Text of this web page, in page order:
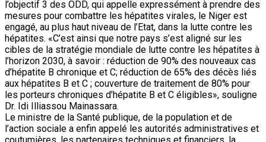
l’objectif 3 des ODD, qui appelle expressément à prendre des
mesures pour combattre les hépatites virales, le Niger est
engagé, au plus haut niveau de l’Etat, dans la lutte contre les
hépatites. «C’est ainsi que notre pays s’est aligné sur les
cibles de la stratégie mondiale de lutte contre les hépatites à
l’horizon 2030, à savoir : réduction de 90% des nouveaux cas
d’hépatite B chronique et C; réduction de 65% des décès liés
aux hépatites B et C ; couverture de traitement de 80% pour
les porteurs chroniques d’hépatite B et C éligibles», souligne
Dr. Idi Illiassou Mainassara.
Le ministre de la Santé publique, de la population et de
l’action sociale a enfin appelé les autorités administratives et
coutumières, les partenaires techniques et financiers, la